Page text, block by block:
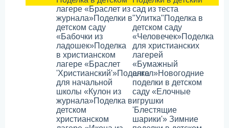
лагере «Браслет из
журнала»Поделки в
детском саду
«Бабочки из
ладошек»Поделка
в христианском
лагере «Браслет
'Христианский'»Поделка
для начальной
школы «Кулон из
журнала»Поделка в
детском
христианском
сад из теста
"Улитка"Поделка в
детском саду
«Человечек»Поделка
для христианских
лагерей
«Бумажный
ангел»Новогодние
поделки в детском
саду «Елочные
игрушки
'Блестящие
шарики'» Зимние